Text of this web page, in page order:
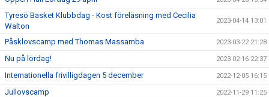
Tyresö Basket Klubbdag - Kost föreläsning med Cecilia
Walton
2023-04-14 13:01
Påsklovscamp med Thomas Massamba 2023-03-22 21:28
Nu på lördag! 2023-02-16 22:37
Internationella frivilligdagen 5 december 2022-12-05 16:15
Jullovscamp 2022-11-29 11:25